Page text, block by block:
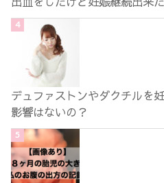
デュファストンやダクチルを
影響はないの？